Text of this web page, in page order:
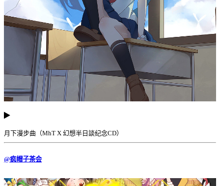
月下漫步曲（MhT X 幻想半日談纪念CD）
@疯帽子茶会